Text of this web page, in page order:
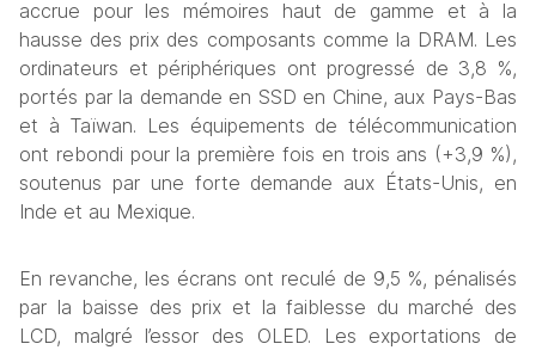
accrue pour les mémoires haut de gamme et à la
hausse des prix des composants comme la DRAM. Les
ordinateurs et périphériques ont progressé de 3,8 %,
portés par la demande en SSD en Chine, aux Pays-Bas
et à Taïwan. Les équipements de télécommunication
ont rebondi pour la première fois en trois ans (+3,9 %),
soutenus par une forte demande aux États-Unis, en
Inde et au Mexique.
En revanche, les écrans ont reculé de 9,5 %, pénalisés
par la baisse des prix et la faiblesse du marché des
LCD, malgré l’essor des OLED. Les exportations de